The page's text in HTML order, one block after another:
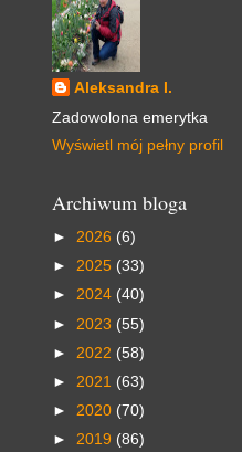
Aleksandra I.
Zadowolona emerytka
Wyświetl mój pełny profil
Archiwum bloga
► 2026 (6)
► 2025 (33)
► 2024 (40)
► 2023 (55)
► 2022 (58)
► 2021 (63)
► 2020 (70)
► 2019 (86)